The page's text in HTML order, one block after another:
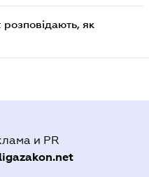
як
и PR
ligazakon.net